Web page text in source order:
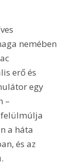
nemében
erő és
egy
–
felülmúlja
a háta
és az